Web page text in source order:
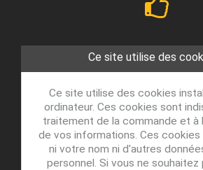
Ce site utilise des
Ce site utilise des cookies
ordinateur. Ces cookies sont
traitement de la commande et à
de vos informations. Ces
ni votre nom ni d'autres
personnel. Si vous ne